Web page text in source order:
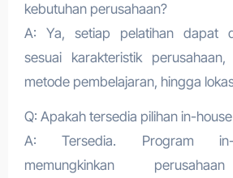
kebutuhan perusahaan?
A: Ya, setiap pelatihan dapat
sesuai karakteristik
metode pembelajaran, hingga
Q: Apakah tersedia pilihan in-
A: Tersedia. Program in-
memungkinkan